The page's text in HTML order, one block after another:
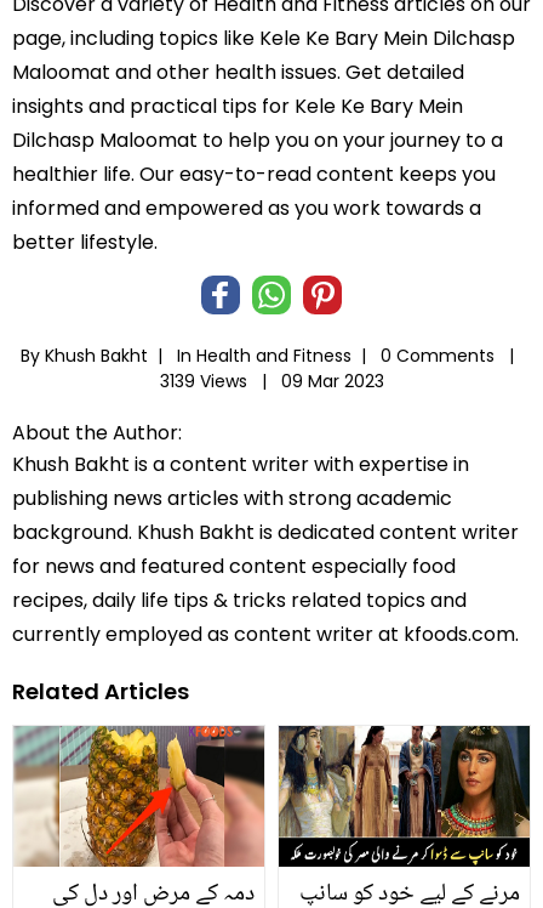
page, including topics like Kele Ke Bary Mein Dilchasp
Maloomat and other health issues. Get detailed
insights and practical tips for Kele Ke Bary Mein
Dilchasp Maloomat to help you on your journey to a
healthier life. Our easy-to-read content keeps you
informed and empowered as you work towards a
better lifestyle.
By Khush Bakht | In Health and Fitness |
0 Comments |
3139 Views |
09 Mar 2023
About the Author:
Khush Bakht is a content writer with expertise in
publishing news articles with strong academic
background. Khush Bakht is dedicated content writer
for news and featured content especially food
recipes, daily life tips & tricks related topics and
currently employed as content writer at kfoods.com.
Related Articles
دمہ کے مرض اور دل کی مرنے کے لیے خود کو سانپ